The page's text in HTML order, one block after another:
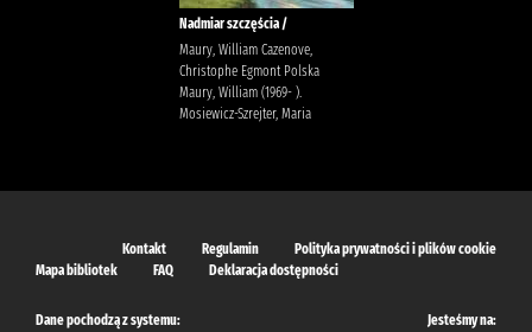
Nadmiar szczęścia /
Maury, William Cazenove,
Christophe Egmont Polska
Maury, William (1969- ).
Mosiewicz-Szrejter, Maria
Kontakt Regulamin
Polityka prywatności i plików cookie
Mapa bibliotek
FAQ Deklaracja dostępności
Dane pochodzą z systemu: Jesteśmy na: